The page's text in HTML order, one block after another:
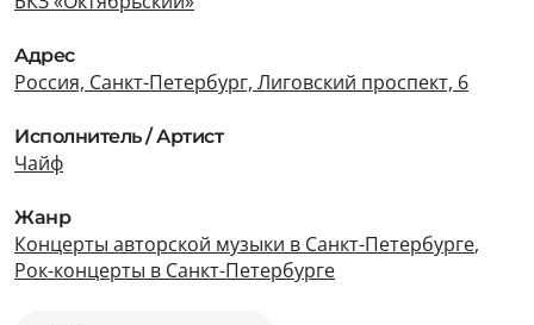
Адрес
Россия, Санкт-Петербург, Лиговский проспект, 6
Исполнитель / Артист
Чайф
Жанр
Концерты авторской музыки в Санкт-Петербурге,
Рок-концерты в Санкт-Петербурге